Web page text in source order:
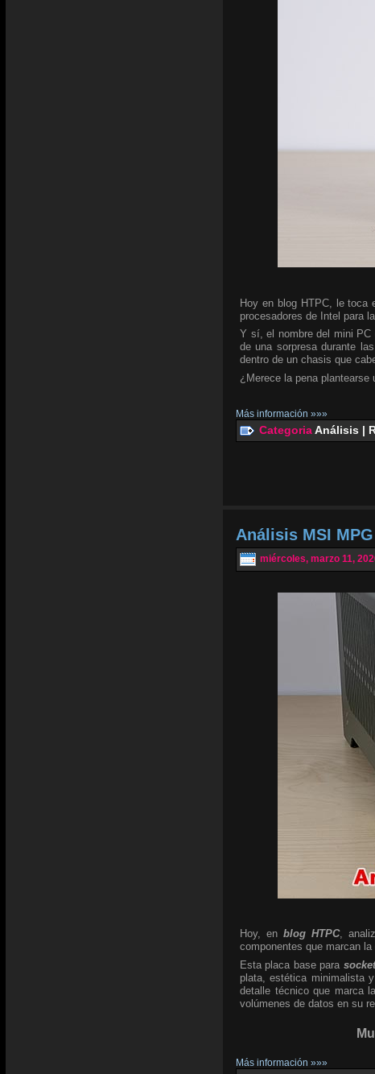
Hoy en blog HTPC, le toca
procesadores de Intel para
Y sí, el nombre del mini
de una sorpresa durante
dentro de un chasis que
¿Merece la pena plantearse
Más información »»»
CategoriaAnálisis |
Análisis MSI
miércoles, marzo 11,
Hoy, enblog HTPC,
componentes que marcan
Esta placa base para
plata, estética minimalista
detalle técnico que marca
volúmenes de datos en su
Más información »»»